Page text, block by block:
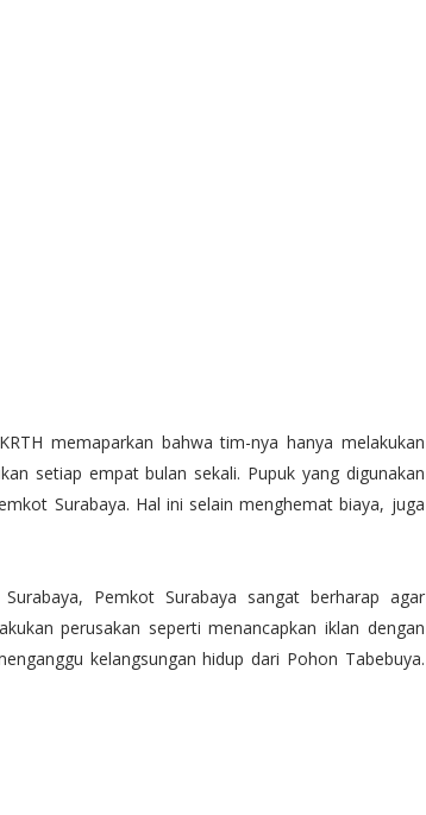
memaparkan bahwa tim-nya hanya melakukan
setiap empat bulan sekali. Pupuk yang digunakan
Surabaya. Hal ini selain menghemat biaya, juga
Pemkot Surabaya sangat berharap agar
perusakan seperti menancapkan iklan dengan
kelangsungan hidup dari Pohon Tabebuya.